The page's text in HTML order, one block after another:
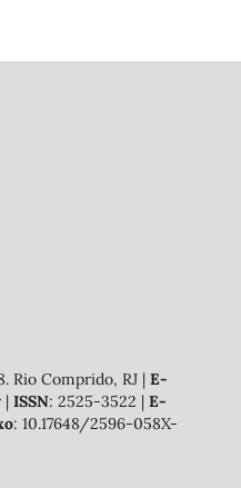
Rio Comprido, RJ | E-
| ISSN: 2525-3522 | E-
: 10.17648/2596-058X-